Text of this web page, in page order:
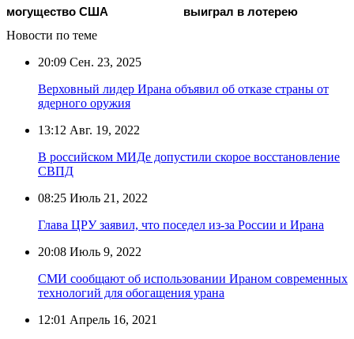
могущество США
выиграл в лотерею
Новости по теме
20:09 Сен. 23, 2025
Верховный лидер Ирана объявил об отказе страны от
ядерного оружия
13:12 Авг. 19, 2022
В российском МИДе допустили скорое восстановление
СВПД
08:25 Июль 21, 2022
Глава ЦРУ заявил, что поседел из-за России и Ирана
20:08 Июль 9, 2022
СМИ сообщают об использовании Ираном современных
технологий для обогащения урана
12:01 Апрель 16, 2021